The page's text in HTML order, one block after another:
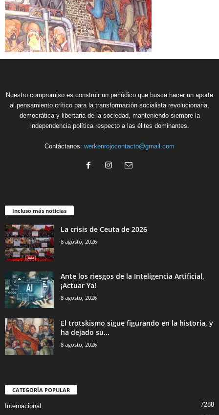
Nuestro compromiso es construir un periódico que busca hacer un aporte
al pensamiento crítico para la transformación socialista revolucionaria,
democrática y libertaria de la sociedad, manteniendo siempre la
independencia política respecto a las élites dominantes.
Contáctanos: werkenrojocontacto@gmail.com
Incluso más noticias
La crisis de Ceuta de 2026
8 agosto, 2026
Ante los riesgos de la Inteligencia Artificial,
¡Actuar Ya!
8 agosto, 2026
El trotskismo sigue figurando en la historia, y
ha dejado su...
8 agosto, 2026
CATEGORÍA POPULAR
Internacional 7288